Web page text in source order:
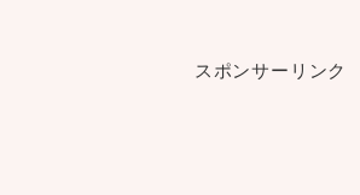
スポンサーリンク